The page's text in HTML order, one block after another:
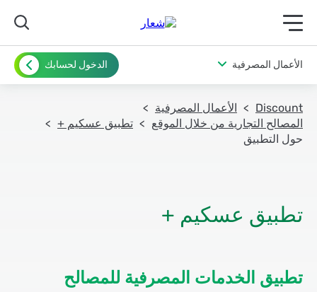
תפריט ראשי לנייד
الأعمال المصرفية الدخول لحسابك
Discount
الأعمال المصرفية
المصالح التجارية من خلال الموقع
تطبيق عسكيم +
حول التطبيق
تطبيق عسكيم +
تطبيق الخدمات المصرفية للمصالح